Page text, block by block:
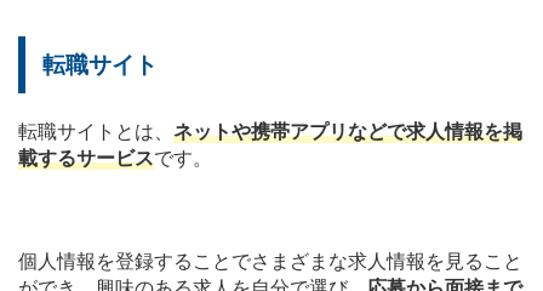
転職サイト
転職サイトとは、 ネットや携帯アプリなどで求人情報を掲
載するサービスです。
個人情報を登録することでさまざまな求人情報を見ること